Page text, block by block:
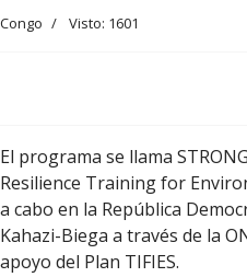
Congo Visto: 1601
El programa se llama
Resilience Training for
a cabo en la República
Kahazi-Biega a través de la
apoyo del Plan TIFIES.